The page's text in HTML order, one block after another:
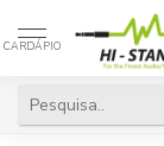
CARDÁPIO